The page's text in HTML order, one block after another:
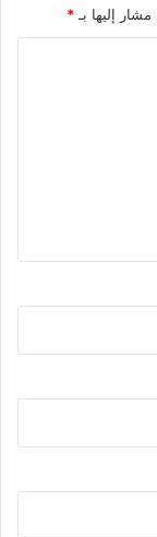
مشار إليها بـ *